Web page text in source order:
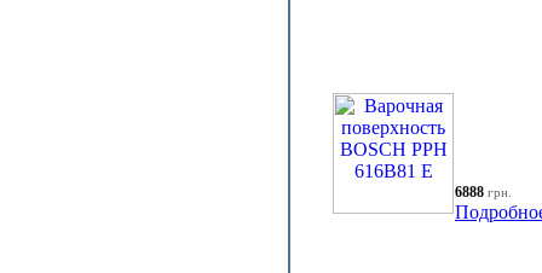
6888 грн.